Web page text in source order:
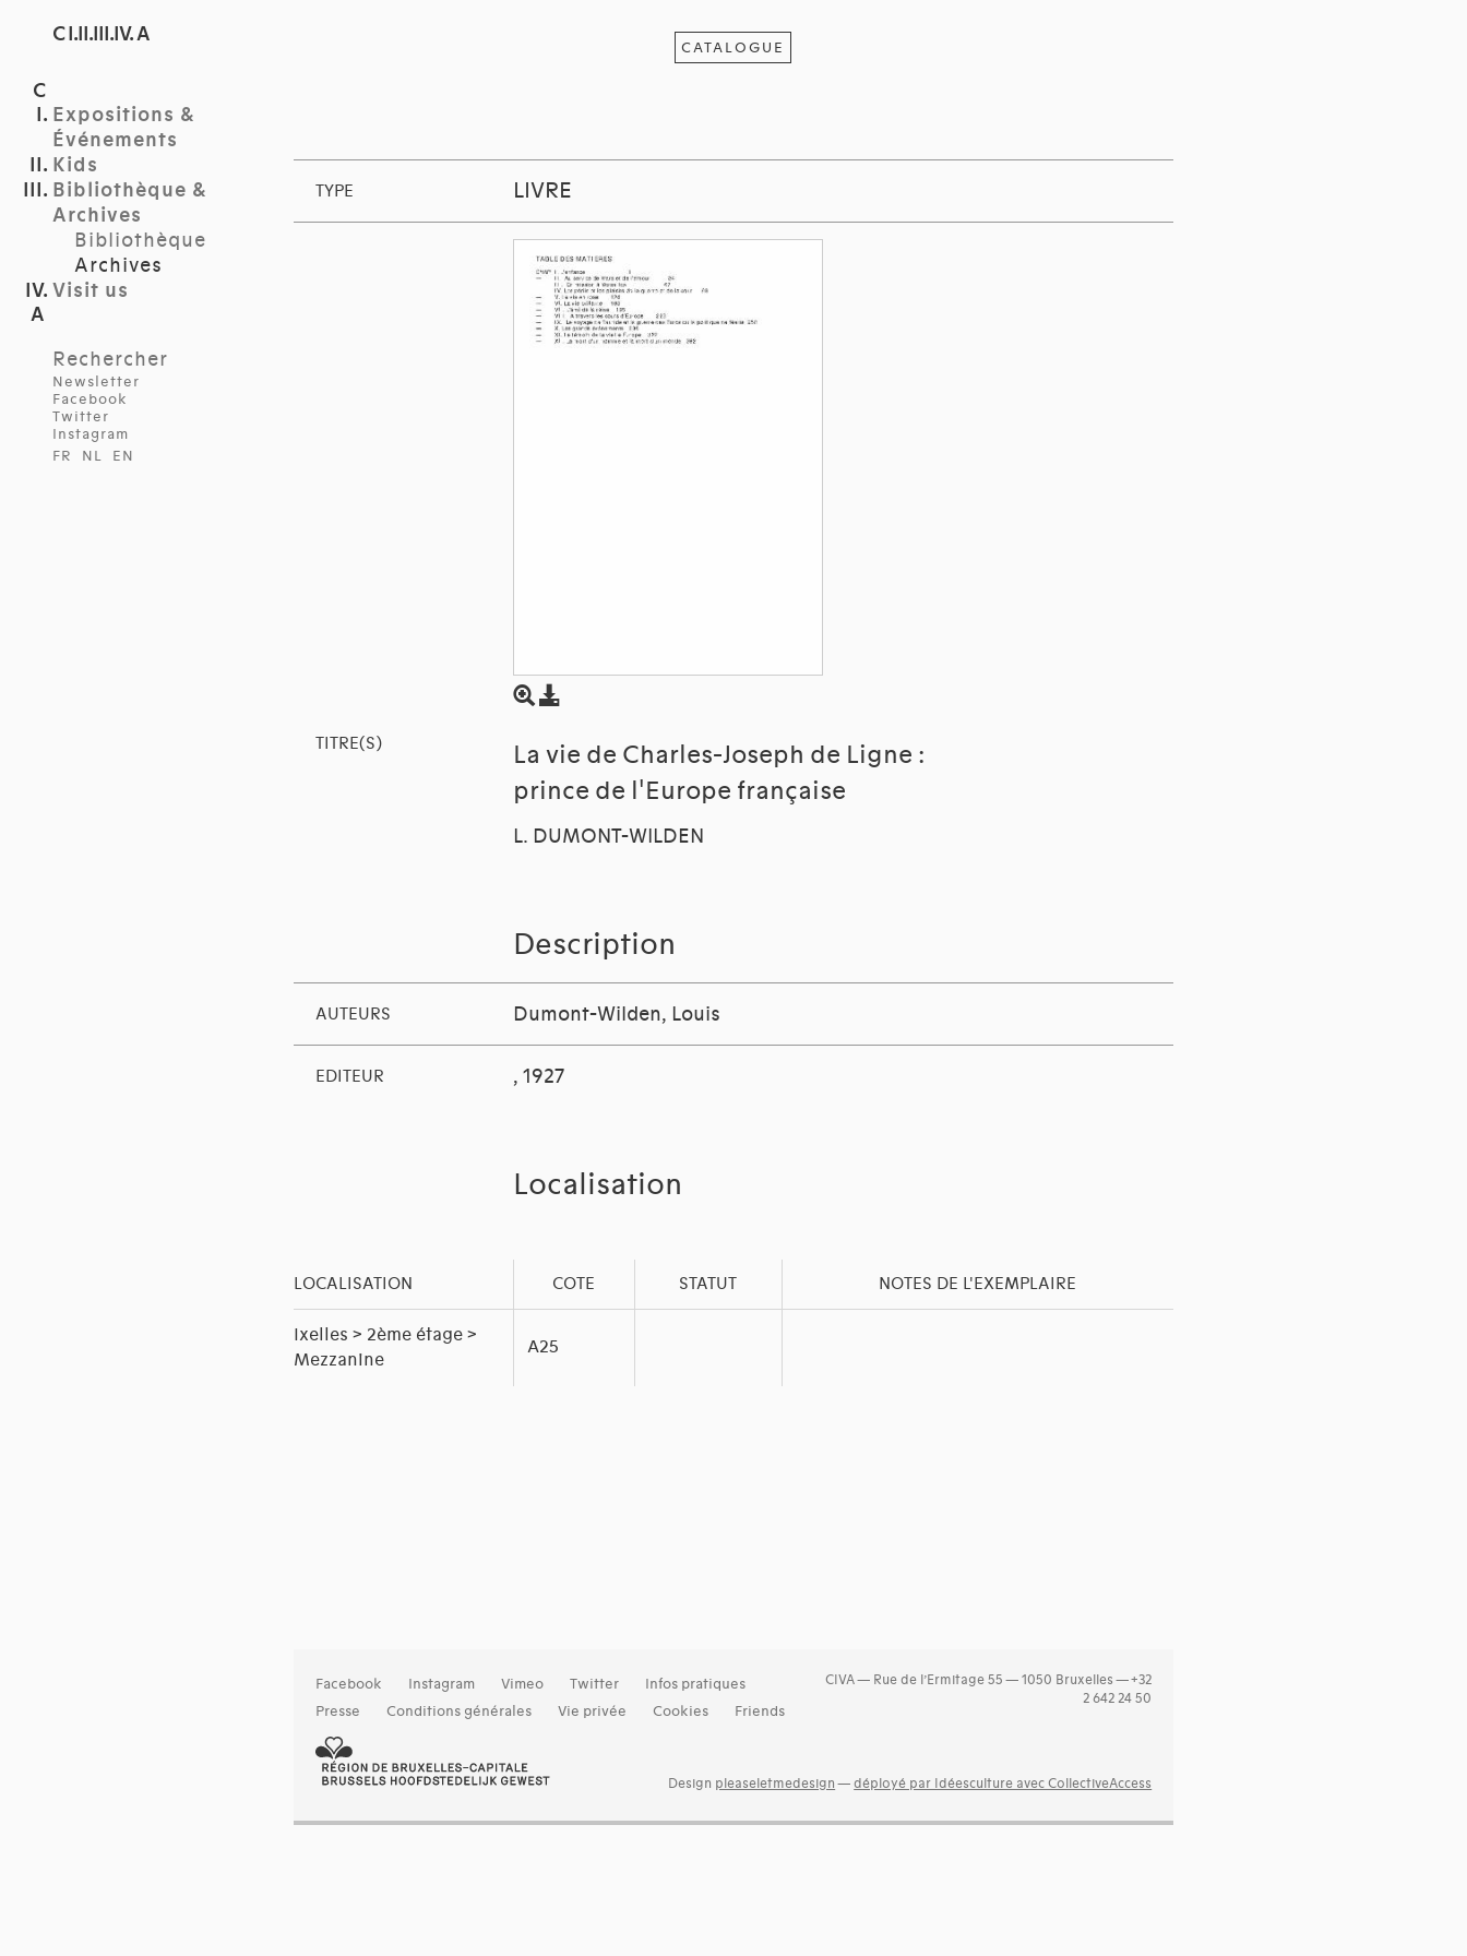
C I.II.III.IV. A
Expositions &
Événements
Kids
Bibliothèque &
Archives
Bibliothèque
Archives
Visit us
Rechercher
Newsletter
Facebook
Twitter
Instagram
FR
NL EN
CATALOGUE
TYPE LIVRE
TITRE(S)
La vie de Charles-Joseph de Ligne :
prince de l'Europe française
L. DUMONT-WILDEN
Description
AUTEURS Dumont-Wilden, Louis
EDITEUR , 1927
Localisation
LOCALISATION COTE STATUT NOTES DE L'EXEMPLAIRE
Ixelles > 2ème étage >
Mezzanine
A25
Facebook Instagram Vimeo Twitter
Infos pratiques
Presse
Conditions générales Vie privée Cookies Friends
CIVA — Rue de l’Ermitage 55 — 1050 Bruxelles — +32
2 642 24 50
Design pleaseletmedesign —déployé par Idéesculture avec CollectiveAccess